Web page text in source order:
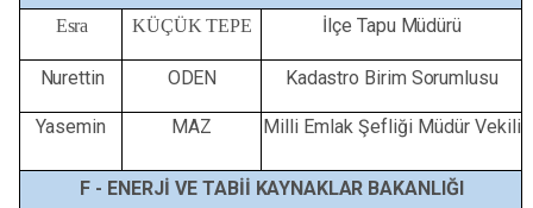
Esra KÜÇÜK TEPE İlçe Tapu Müdürü
Nurettin ODEN Kadastro Birim Sorumlusu
Yasemin MAZ Milli Emlak Şefliği Müdür Vekili
F - ENERJİ VE TABİİ KAYNAKLAR BAKANLIĞI